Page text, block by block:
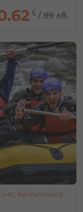
€ / 99 лв.
каньонинг